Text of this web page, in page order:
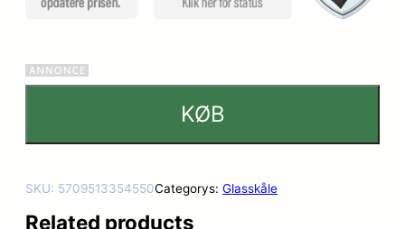
KØB
SKU: 5709513354550Categorys: Glasskåle
Related products